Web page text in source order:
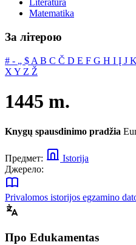
Literatūra
Matematika
За літерою
# ‐ „ $ A B C Č D E F G H I Į J K
X Y Z Ž
1445 m.
Knygų spausdinimo pradžia
Предмет:
Istorija
Джерело:
Privalomos istorijos egzamino
Про Edukamentas